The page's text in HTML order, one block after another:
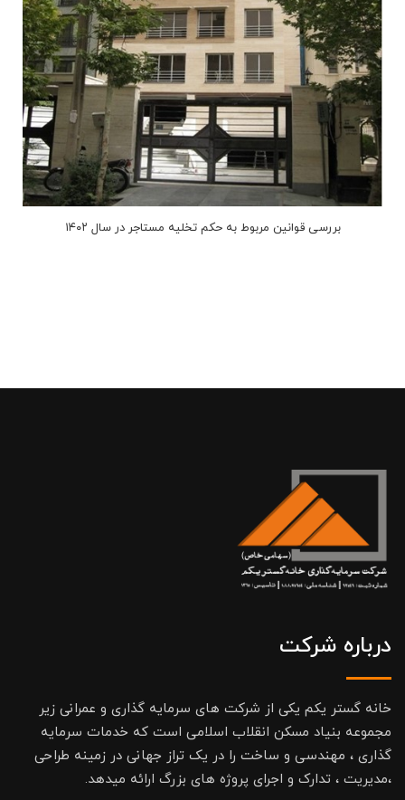
بررسی قوانین مربوط به حکم تخلیه مستاجر در سال ۱۴۰۲
درباره شرکت
خانه گستر یکم یکی از شرکت های سرمایه گذاری و عمرانی زیر
مجموعه بنیاد مسکن انقلاب اسلامی است که خدمات سرمایه
گذاری ، مهندسی و ساخت را در یک تراز جهانی در زمینه طراحی
،مدیریت ، تدارک و اجرای پروژه های بزرگ ارائه میدهد.